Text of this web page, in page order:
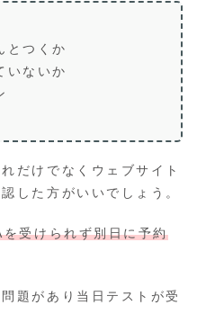
とつくか
いないか
だけでなくウェブサイト
した方がいいでしょう。
を受けられず別日に予約
題があり当日テストが受